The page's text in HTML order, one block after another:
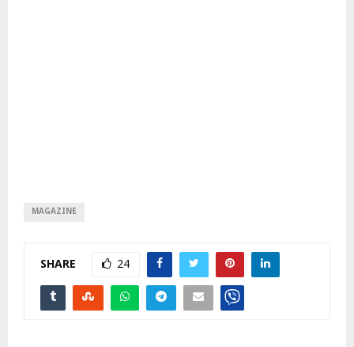
MAGAZINE
SHARE 24